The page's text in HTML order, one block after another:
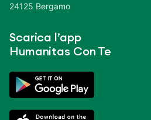
24125 Bergamo
Scarica l’app
Humanitas Con Te